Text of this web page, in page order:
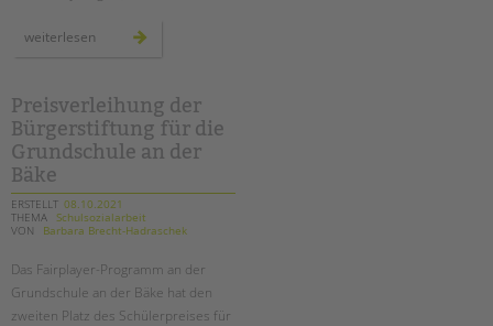
weiterlesen
grundschule
an
der
marie
Preisverleihung der
Bürgerstiftung für die
Grundschule an der
Bäke
ERSTELLT 08.10.2021
THEMA Schulsozialarbeit
VON
Barbara Brecht-Hadraschek
Das Fairplayer-Programm an der
Grundschule an der Bäke hat den
zweiten Platz des Schülerpreises für